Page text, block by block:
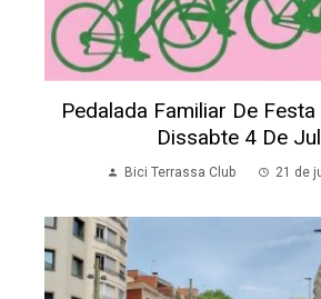
Pedalada Familiar De
Dissabte 4 De
Bici Terrassa Club 21 de